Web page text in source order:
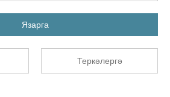
Язарга
Теркәлергә